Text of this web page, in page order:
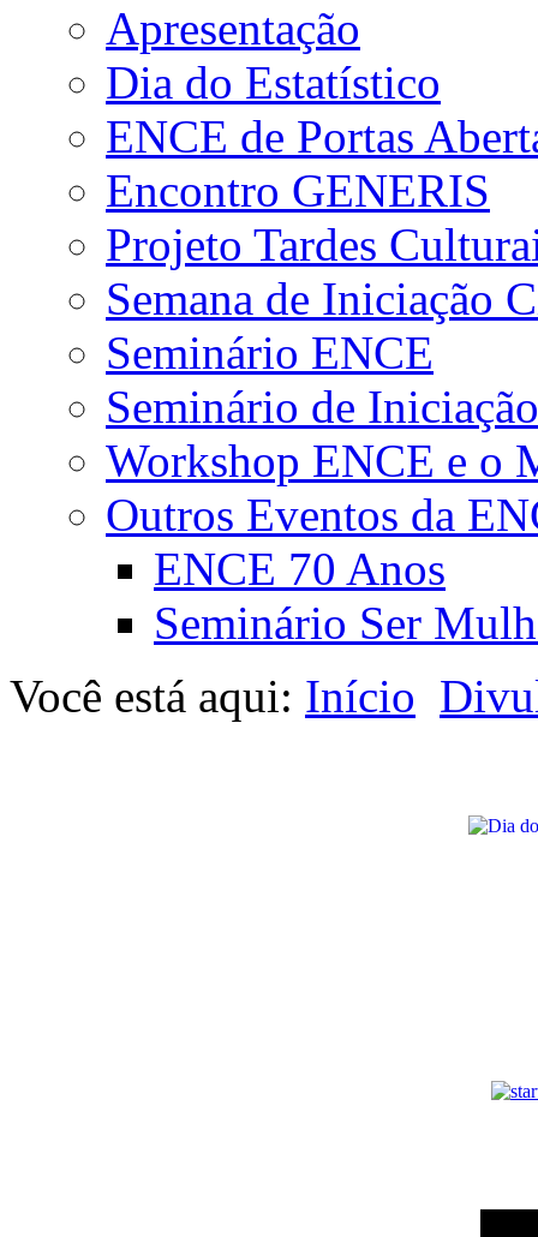
Apresentação
Dia do Estatístico
ENCE de Portas
Encontro GENERIS
Projeto Tardes
Semana de Iniciação
Seminário ENCE
Seminário de
Workshop ENCE e o
Outros Eventos da
ENCE 70 Anos
Seminário Ser
Você está aqui: Início